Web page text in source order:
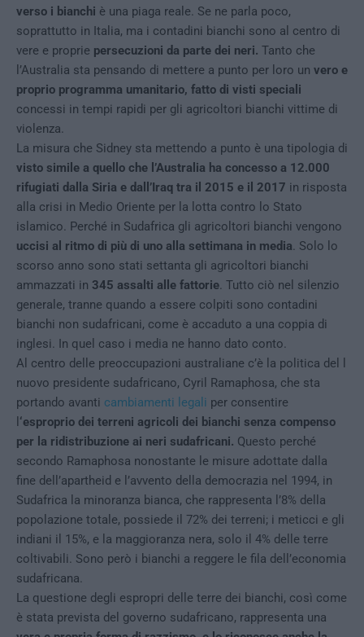
verso i bianchi è una piaga reale. Se ne parla poco,
soprattutto in Italia, ma i contadini bianchi sono al centro di
vere e proprie persecuzioni da parte dei neri. Tanto che
l’Australia sta pensando di mettere a punto per loro un vero e
proprio programma umanitario, fatto di visti speciali
concessi in tempi rapidi per gli agricoltori bianchi vittime di
violenza.
La misura che Sidney sta mettendo a punto è una tipologia di
visto simile a quello che l’Australia ha concesso a 12.000
rifugiati dalla Siria e dall’Iraq tra il 2015 e il 2017 in risposta
alla crisi in Medio Oriente per la lotta contro lo Stato
islamico. Perché in Sudafrica gli agricoltori bianchi vengono
uccisi al ritmo di più di uno alla settimana in media. Solo lo
scorso anno sono stati settanta gli agricoltori bianchi
ammazzati in 345 assalti alle fattorie. Tutto ciò nel silenzio
generale, tranne quando a essere colpiti sono contadini
bianchi non sudafricani, come è accaduto a una coppia di
inglesi. In quel caso i media ne hanno dato conto.
Al centro delle preoccupazioni australiane c’è la politica del l
nuovo presidente sudafricano, Cyril Ramaphosa, che sta
portando avanti cambiamenti legali per consentire
‘esproprio dei terreni agricoli dei bianchi senza compenso
per la ridistribuzione ai neri sudafricani. Questo perché
secondo Ramaphosa nonostante le misure adottate dalla
fine dell’apartheid e l’avvento della democrazia nel 1994, in
Sudafrica la minoranza bianca, che rappresenta l’8% della
popolazione totale, possiede il 72% dei terreni; i meticci e gli
indiani il 15%, e la maggioranza nera, solo il 4% delle terre
coltivabili. Sono però i bianchi a reggere le fila dell’economia
sudafricana.
La questione degli espropri delle terre dei bianchi, così come
è stata prevista del governo sudafricano, rappresenta una